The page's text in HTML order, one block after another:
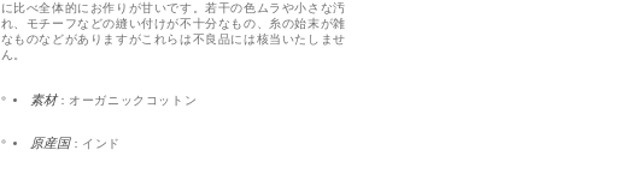
に比べ全体的にお作りが甘いです。若干の色ムラや小さな汚
れ、モチーフなどの縫い付けが不十分なもの、糸の始末が雑
なものなどがありますがこれらは不良品には核当いたしませ
ん。
素材：オーガニックコットン
原産国：インド